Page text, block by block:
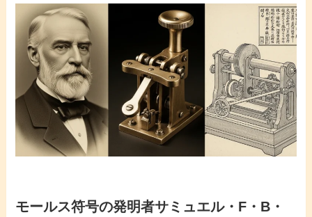
モールス符号の発明者サミュエル・F・B・